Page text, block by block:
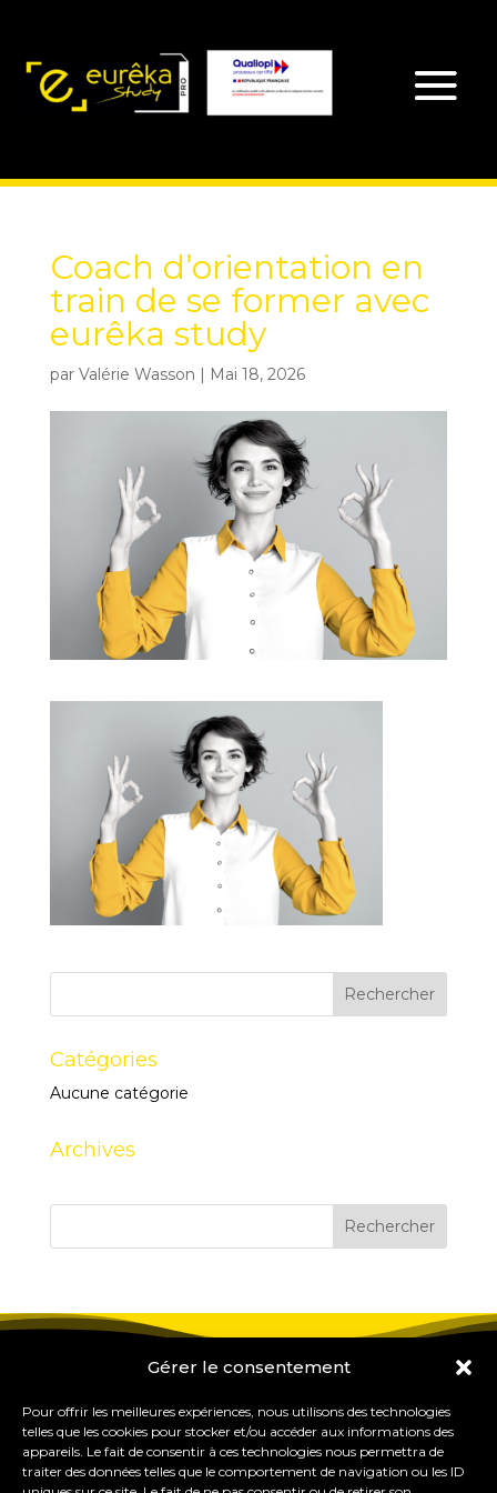
Gérer le consentement
Pour offrir les meilleures expériences, nous utilisons des technologies
telles que les cookies pour stocker et/ou accéder aux informations des
appareils. Le fait de consentir à ces technologies nous permettra de
traiter des données telles que le comportement de navigation ou les ID
Coach d’orientation en
train de se former avec
eurêka study
par Valérie Wasson | Mai 18, 2026
Catégories
Aucune catégorie
Archives